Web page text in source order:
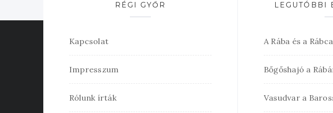
RÉGI GYŐR
Kapcsolat
Impresszum
Rólunk írták
LEGUTÓBBI
A Rába és a
Bőgőshajó a
Vasudvar a